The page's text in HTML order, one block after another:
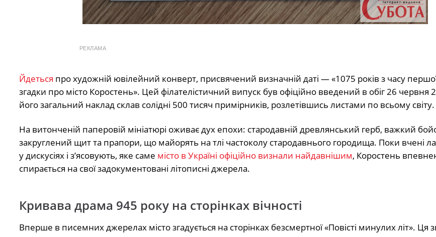
РЕКЛАМА
Йдеться про художній ювілейний конверт, присвячений визначній даті — «1075 років з часу
згадки про місто Коростень». Цей філателістичний випуск був офіційно введений в обіг 26 червня
його загальний наклад склав солідні 500 тисяч примірників, розлетівшись листами по всьому світу.
На витонченій паперовій мініатюрі оживає дух епохи: стародавній древлянський герб, важкий
закруглений щит та прапори, що майорять на тлі частоколу стародавнього городища. Поки вчені
у дискусіях і з’ясовують, яке саме місто в Україні офіційно визнали найдавнішим, Коростень
спирається на свої задокументовані літописні джерела.
Кривава драма 945 року на сторінках вічності
Вперше в писемних джерелах місто згадується на сторінках безсмертної «Повісті минулих літ». Ця